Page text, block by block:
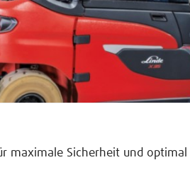
maximale Sicherheit und optimal